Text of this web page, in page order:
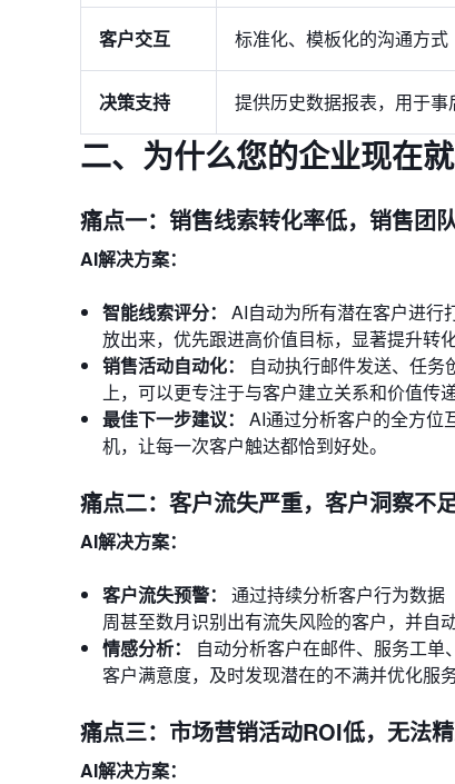
客户交互 标准化、模板化的沟通方式
决策支持 提供历史数据报表，用于事
二、为什么您的企业现在
痛点一：销售线索转化率低，销售团
AI解决方案：
智能线索评分：
AI自动为所有潜在客户进行
放出来，优先跟进高价值目标，显著提升转化
销售活动自动化：
自动执行邮件发送、任
上，可以更专注于与客户建立关系和价值传递
最佳下一步建议：
AI通过分析客户的全方位
机，让每一次客户触达都恰到好处。
痛点二：客户流失严重，客户洞察不
AI解决方案：
客户流失预警：
通过持续分析客户行为数据
周甚至数月识别出有流失风险的客户，并自
情感分析：
自动分析客户在邮件、服务工
客户满意度，及时发现潜在的不满并优化服务
痛点三：市场营销活动ROI低，无法
AI解决方案：